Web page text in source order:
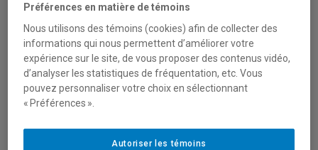
mars 2026, de 10 h à 12 h (heure du Québec,
HE). L’inscription est obligatoire.
Ce webinaire sera consacré à la présentation
d’un numéro thématique paru dans la revue
Interventions économiquesen février 2026,
alimentation, etc.) et diverses organisations
Préférences en matière de témoins
Nous utilisons des témoins (cookies) afin de collecter des
informations qui nous permettent d’améliorer votre
expérience sur le site, de vous proposer des contenus vidéo,
d’analyser les statistiques de fréquentation, etc. Vous
pouvez personnaliser votre choix en sélectionnant
« Préférences ».
Autoriser les témoins